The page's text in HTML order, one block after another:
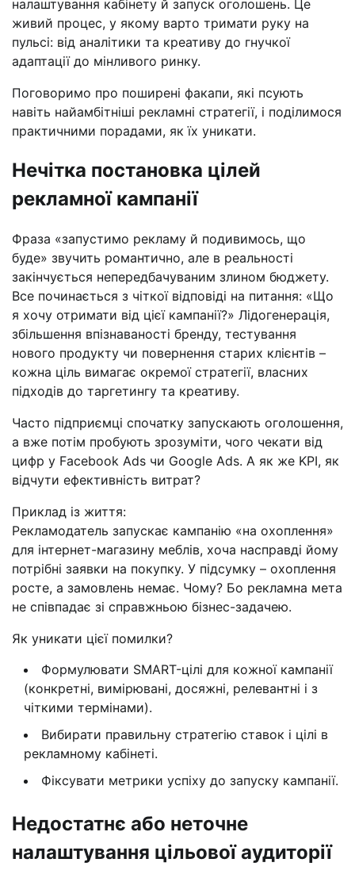
налаштування кабінету й запуск оголошень. Це
живий процес, у якому варто тримати руку на
пульсі: від аналітики та креативу до гнучкої
адаптації до мінливого ринку.
Поговоримо про поширені факапи, які псують
навіть найамбітніші рекламні стратегії, і поділимося
практичними порадами, як їх уникати.
Нечітка постановка цілей
рекламної кампанії
Фраза «запустимо рекламу й подивимось, що
буде» звучить романтично, але в реальності
закінчується непередбачуваним злином бюджету.
Все починається з чіткої відповіді на питання: «Що
я хочу отримати від цієї кампанії?» Лідогенерація,
збільшення впізнаваності бренду, тестування
нового продукту чи повернення старих клієнтів –
кожна ціль вимагає окремої стратегії, власних
підходів до таргетингу та креативу.
Часто підприємці спочатку запускають оголошення,
а вже потім пробують зрозуміти, чого чекати від
цифр у Facebook Ads чи Google Ads. А як же KPI, як
відчути ефективність витрат?
Приклад із життя:
Рекламодатель запускає кампанію «на охоплення»
для інтернет-магазину меблів, хоча насправді йому
потрібні заявки на покупку. У підсумку – охоплення
росте, а замовлень немає. Чому? Бо рекламна мета
не співпадає зі справжньою бізнес-задачею.
Як уникати цієї помилки?
Формулювати SMART-цілі для кожної кампанії
(конкретні, вимірювані, досяжні, релевантні і з
чіткими термінами).
Вибирати правильну стратегію ставок і цілі в
рекламному кабінеті.
Фіксувати метрики успіху до запуску кампанії.
Недостатнє або неточне
налаштування цільової аудиторії